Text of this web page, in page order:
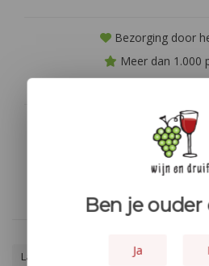
Bezorging door
Meer dan 1.000
Geen producten
Laagste prijs
Ben je ouder
Ja